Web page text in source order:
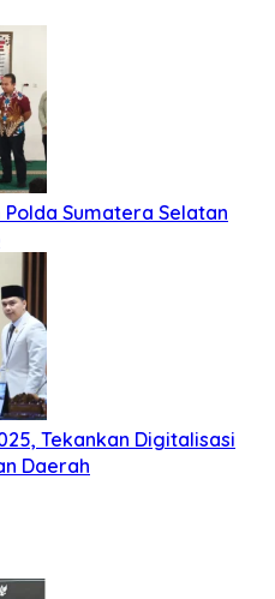
Sumatera Selatan
Tekankan Digitalisasi
Daerah